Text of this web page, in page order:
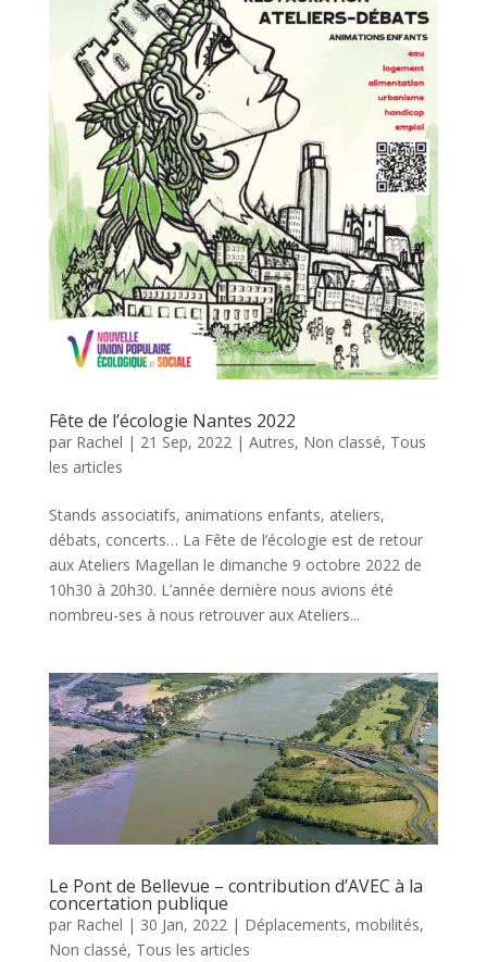
Fête de l’écologie Nantes 2022
par Rachel | 21 Sep, 2022 | Autres, Non classé, Tous
les articles
Stands associatifs, animations enfants, ateliers,
débats, concerts… La Fête de l’écologie est de retour
aux Ateliers Magellan le dimanche 9 octobre 2022 de
10h30 à 20h30. L’année dernière nous avions été
nombreu-ses à nous retrouver aux Ateliers...
Le Pont de Bellevue – contribution d’AVEC à la
concertation publique
par Rachel | 30 Jan, 2022| Déplacements, mobilités,
Non classé, Tous les articles